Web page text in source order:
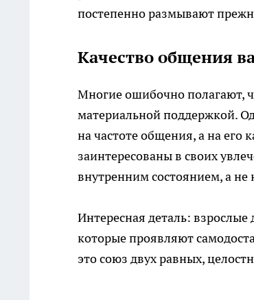
постепенно размывают
Качество общения
Многие ошибочно полагают,
материальной поддержкой.
на частоте общения, а на его
заинтересованы в своих
внутренним состоянием, а
Интересная деталь:
которые проявляют
это союз двух равных,